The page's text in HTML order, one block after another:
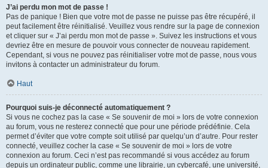
J’ai perdu mon mot de passe !
Pas de panique ! Bien que votre mot de passe ne puisse pas être récupéré, il
peut facilement être réinitialisé. Veuillez vous rendre sur la page de connexion
et cliquer sur « J’ai perdu mon mot de passe ». Suivez les instructions et vous
devriez être en mesure de pouvoir vous connecter de nouveau rapidement.
Cependant, si vous ne pouvez pas réinitialiser votre mot de passe, nous vous
invitons à contacter un administrateur du forum.
Haut
Pourquoi suis-je déconnecté automatiquement ?
Si vous ne cochez pas la case « Se souvenir de moi » lors de votre connexion
au forum, vous ne resterez connecté que pour une période prédéfinie. Cela
permet d’éviter que votre compte soit utilisé par quelqu’un d’autre. Pour rester
connecté, veuillez cocher la case « Se souvenir de moi » lors de votre
connexion au forum. Ceci n’est pas recommandé si vous accédez au forum
depuis un ordinateur public, comme une librairie, un cybercafé, une université,